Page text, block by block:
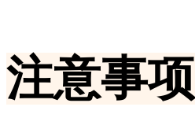
注意事项